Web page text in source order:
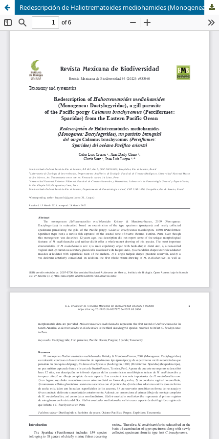
Redescripción de Haliotrematoides mediohamides (Monogenea: Dactylogyridae), un parásito branquial del sargo Calamus brachysomus (Perciformes: Sparidae) del océano Pacífico oriental